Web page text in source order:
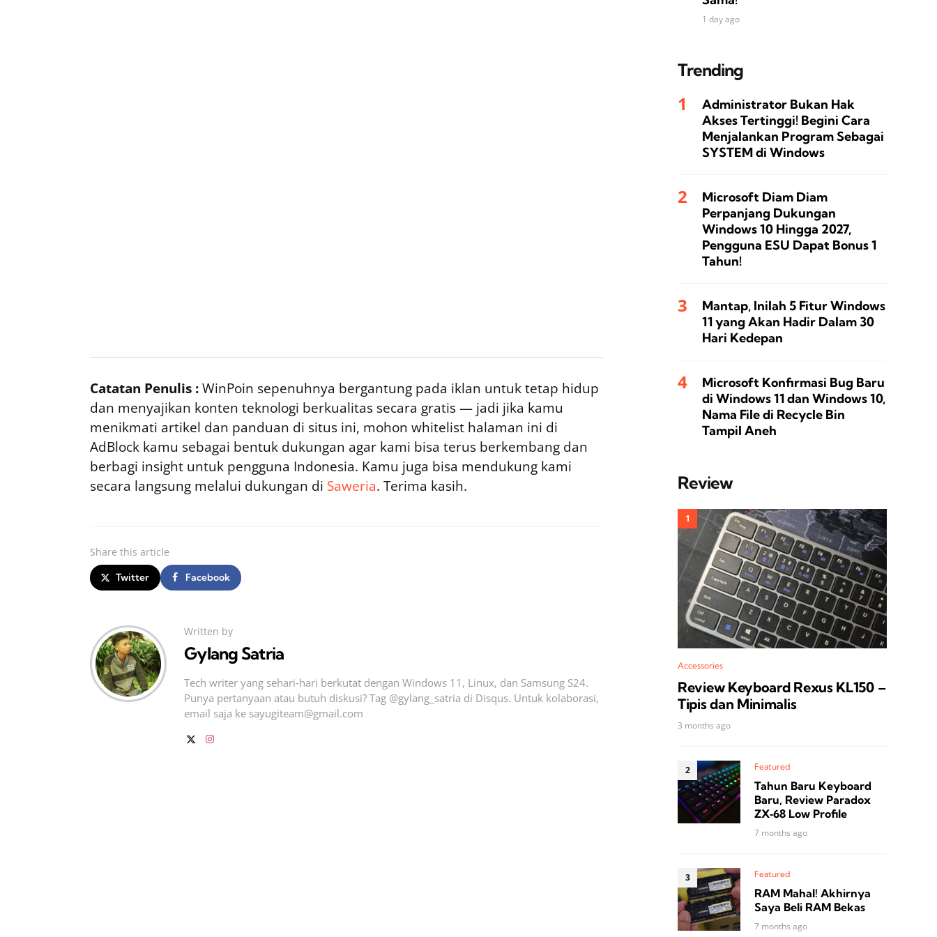
Catatan Penulis :WinPoin sepenuhnya bergantung pada iklan untuk tetap hidup
dan menyajikan konten teknologi berkualitas secara gratis — jadi jika kamu
menikmati artikel dan panduan di situs ini, mohon whitelist halaman ini di
AdBlock kamu sebagai bentuk dukungan agar kami bisa terus berkembang dan
berbagi insight untuk pengguna Indonesia. Kamu juga bisa mendukung kami
secara langsung melalui dukungan di Saweria. Terima kasih.
Share this article
Twitter Facebook
Written by
Gylang Satria
Tech writer yang sehari‑hari berkutat dengan Windows 11, Linux, dan Samsung S24.
Punya pertanyaan atau butuh diskusi? Tag @gylang_satria di Disqus. Untuk kolaborasi,
email saja ke sayugiteam@gmail.com
1 day ago
Trending
Administrator Bukan Hak
Akses Tertinggi! Begini Cara
Menjalankan Program Sebagai
SYSTEM di Windows
Microsoft Diam Diam
Perpanjang Dukungan
Windows 10 Hingga 2027,
Pengguna ESU Dapat Bonus 1
Tahun!
Mantap, Inilah 5 Fitur Windows
11 yang Akan Hadir Dalam 30
Hari Kedepan
Microsoft Konfirmasi Bug Baru
di Windows 11 dan Windows 10,
Nama File di Recycle Bin
Tampil Aneh
Review
Accessories
Review Keyboard Rexus KL150 –
Tipis dan Minimalis
3 months ago
Featured
Tahun Baru Keyboard
Baru, Review Paradox
ZX‑68 Low Profile
7 months ago
Featured
RAM Mahal! Akhirnya
Saya Beli RAM Bekas
7 months ago